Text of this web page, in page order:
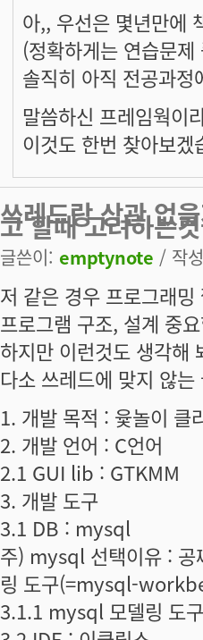
아,, 우선은 몇년만에
(정확하게는 연습문
솔직히 아직 전공과
말씀하신 프레임웍이
이것도 한번 찾아보겠
쓰레드랑 상관 없
고 할때 고려하는
글쓴이: emptynote / 작
저 같은 경우 프로그래
프로그램 구조, 설계 중
하지만 이런것도 생각해
다소 쓰레드에 맞지 않
1. 개발 목적 : 윷놀이 클
2. 개발 언어 : C언어
2.1 GUI lib : GTKMM
3. 개발 도구
3.1 DB : mysql
주) mysql 선택이유 :
링 도구(=mysql-
3.1.1 mysql 모델링